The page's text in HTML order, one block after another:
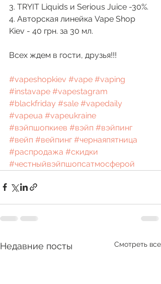
3. TRYIT Liquids и Serious Juice -30%.
4. Авторская линейка Vape Shop
Kiev - 40 грн. за 30 мл.
Всех ждем в гости, друзья!!!
#vapeshopkiev #vape #vaping
#instavape #vapestagram
#blackfriday #sale #vapedaily
#vapeua #vapeukraine
#вэйпшопкиев #вэйп #вэйпинг
#вейп #вейпинг #чернаяпятница
#распродажа #скидки
#честныйвэйпшопсатмосферой
Недавние посты Смотреть все